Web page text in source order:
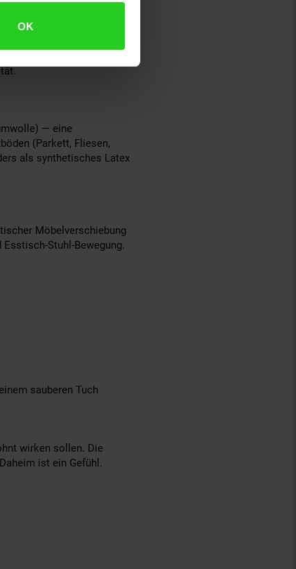
OK Die hohe
— eine
(Parkett, Fliesen,
als synthetisches Latex
Möbelverschiebung
Stuhl-Bewegung.
sauberen Tuch
wirken sollen. Die
ist ein Gefühl.